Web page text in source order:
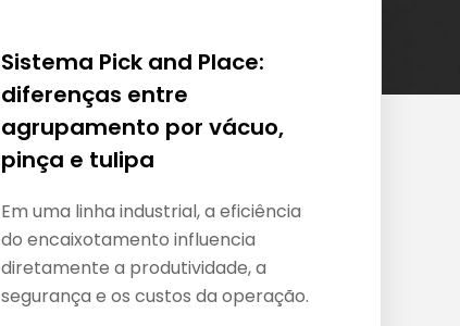
Sistema Pick and Place:
diferenças entre
agrupamento por vácuo,
pinça e tulipa
Em uma linha industrial, a eficiência
do encaixotamento influencia
diretamente a produtividade, a
segurança e os custos da operação.